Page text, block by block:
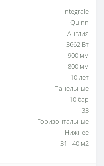
Integrale
Quinn
Англия
3662 Вт
900 мм
800 мм
10 лет
Панельные
10 бар
33
Горизонтальные
Нижнее
31 - 40 м2